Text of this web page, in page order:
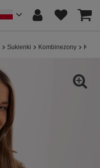
Sukienki Kombinezony